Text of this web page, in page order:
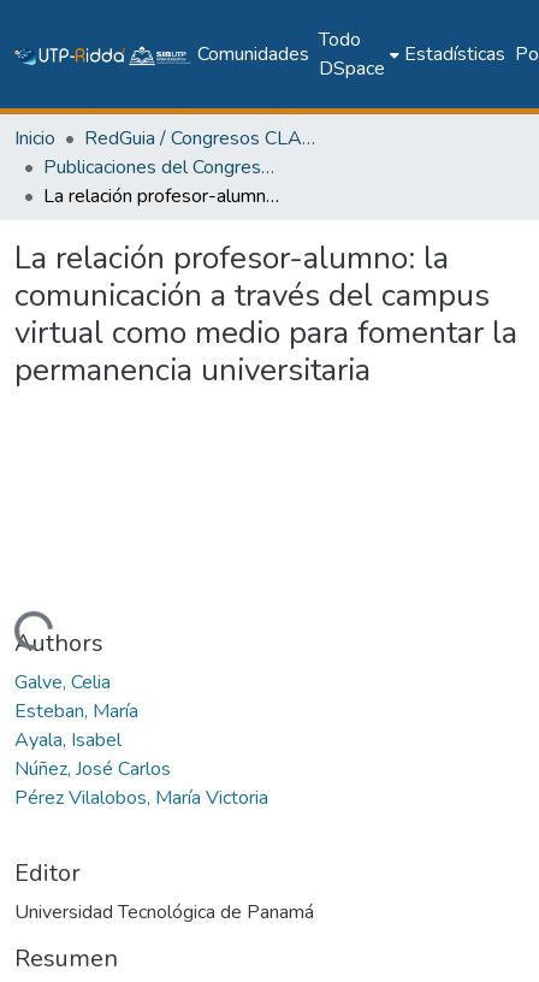
Comunidades
Todo
DSpace
Estadísticas
Inicio
RedGuia / Congresos CLABES
Publicaciones del Congreso Internacional CLABES
La relación profesor-alumno: la comunicación a través del campus virtual como medio para fomentar la permanencia universitaria
La relación profesor-alumno: la
comunicación a través del campus
virtual como medio para fomentar la
permanencia universitaria
Authors
Galve, Celia
Esteban, María
Ayala, Isabel
Núñez, José Carlos
Pérez Vilalobos, María Victoria
Editor
Universidad Tecnológica de Panamá
Resumen